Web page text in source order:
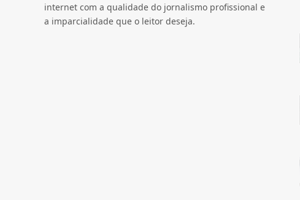
internet com a qualidade do jornalismo profissional e
a imparcialidade que o leitor deseja.